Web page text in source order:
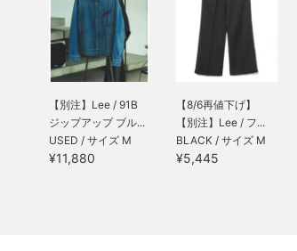
【別注】Lee / 91B
ジップアップ ブル...
USED / サイズ M
¥11,880
【8/6再値下げ】
【別注】Lee / フ...
BLACK / サイズ M
¥5,445